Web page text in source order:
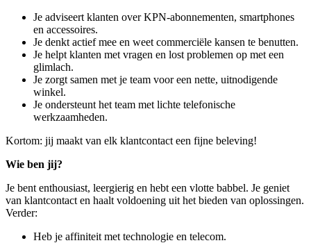
Je adviseert klanten over KPN-abonnementen, smartphones
en accessoires.
Je denkt actief mee en weet commerciële kansen te benutten.
Je helpt klanten met vragen en lost problemen op met een
glimlach.
Je zorgt samen met je team voor een nette, uitnodigende
winkel.
Je ondersteunt het team met lichte telefonische
werkzaamheden.
Kortom: jij maakt van elk klantcontact een fijne beleving!
Wie ben jij?
Je bent enthousiast, leergierig en hebt een vlotte babbel. Je geniet
van klantcontact en haalt voldoening uit het bieden van oplossingen.
Verder:
Heb je affiniteit met technologie en telecom.